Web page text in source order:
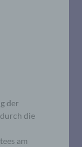
der
die
am